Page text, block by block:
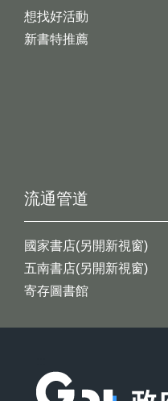
想找好活動
新書特推薦
流通管道
國家書店(另開新視窗)
五南書店(另開新視窗)
寄存圖書館